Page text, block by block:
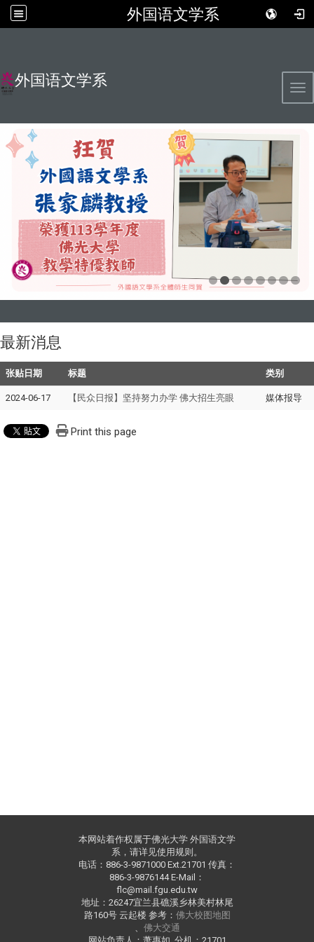
外国语文学系
外国语文学系
最新消息
张贴日期 标题 类别
2024-06-17 【民众日报】坚持努力办学 佛大招生亮眼 媒体报导
Print this page
本网站着作权属于佛光大学 外国语文学
系，请详见使用规则。
电话：886-3-9871000 Ext.21701 传真：
886-3-9876144 E-Mail：
flc@mail.fgu.edu.tw
地址：26247宜兰县礁溪乡林美村林尾
路160号 云起楼 参考： 佛大校图地图
、 佛大交通